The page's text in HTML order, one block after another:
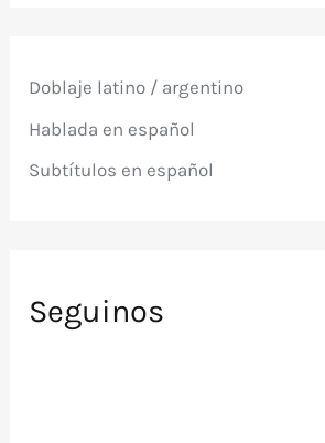
o
:
Doblaje latino / argentino
Hablada en español
Subtítulos en español
Seguinos